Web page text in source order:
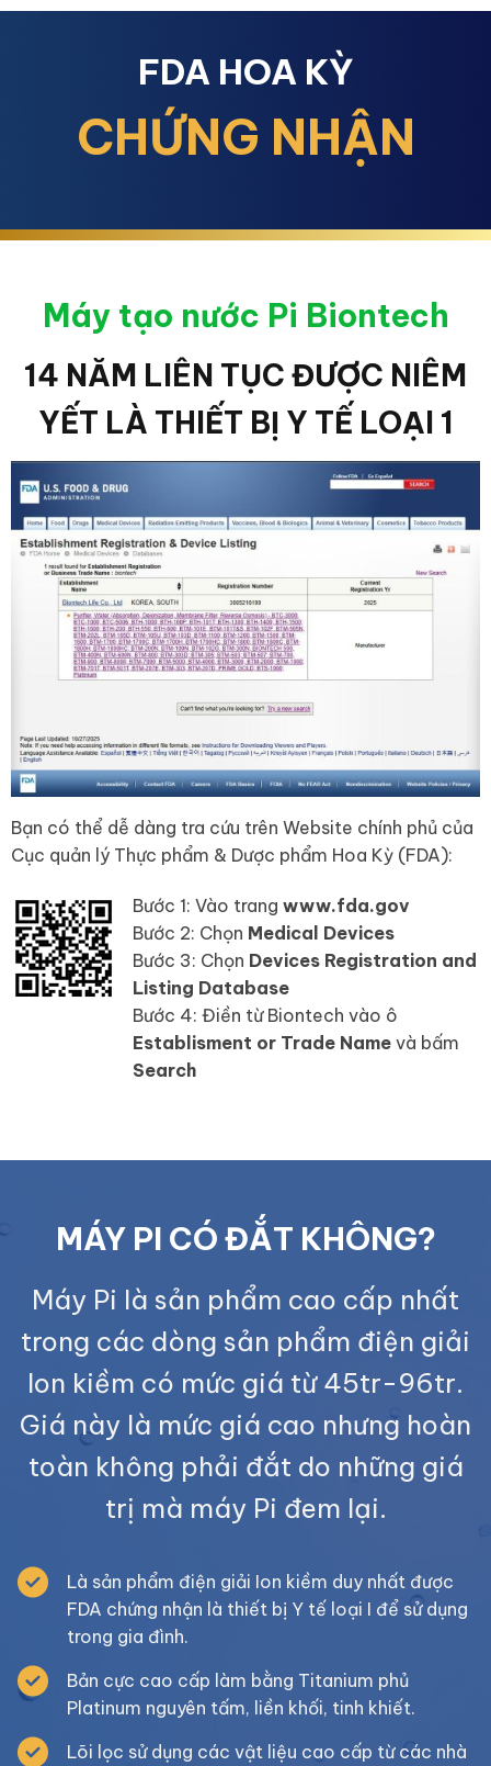
FDA HOA KỲ
CHỨNG NHẬN
Máy tạo nước Pi Biontech
14 NĂM LIÊN TỤC ĐƯỢC NIÊM
YẾT LÀ THIẾT BỊ Y TẾ LOẠI 1
Bạn có thể dễ dàng tra cứu trên Website chính phủ của
Cục quản lý Thực phẩm & Dược phẩm Hoa Kỳ (FDA):
Bước 1: Vào trang www.fda.gov
Bước 2: Chọn Medical Devices
Bước 3: Chọn Devices Registration and
Listing Database
Bước 4: Điền từ Biontech vào ô
Establisment or Trade Namevà bấm
Search
MÁY PI CÓ ĐẮT KHÔNG?
Máy Pi là sản phẩm cao cấp nhất
trong các dòng sản phẩm điện giải
Ion kiềm có mức giá từ 45tr-96tr.
Giá này là mức giá cao nhưng hoàn
toàn không phải đắt do những giá
trị mà máy Pi đem lại.
Là sản phẩm điện giải Ion kiềm duy nhất được
FDA chứng nhận là thiết bị Y tế loại I để sử dụng
trong gia đình.
Bản cực cao cấp làm bằng Titanium phủ
Platinum nguyên tấm, liền khối, tinh khiết.
Lõi lọc sử dụng các vật liệu cao cấp từ các nhà